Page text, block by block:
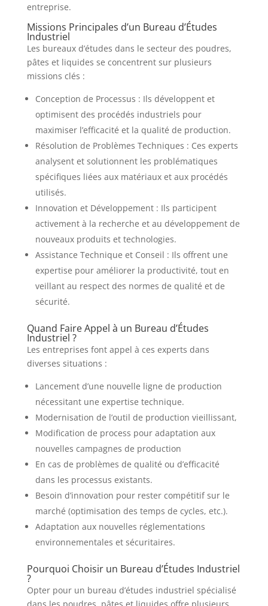
entreprise.
Missions Principales d’un Bureau d’Études
Industriel
Les bureaux d’études dans le secteur des poudres,
pâtes et liquides se concentrent sur plusieurs
missions clés :
Conception de Processus : Ils développent et
optimisent des procédés industriels pour
maximiser l’efficacité et la qualité de production.
Résolution de Problèmes Techniques : Ces experts
analysent et solutionnent les problématiques
spécifiques liées aux matériaux et aux procédés
utilisés.
Innovation et Développement : Ils participent
activement à la recherche et au développement de
nouveaux produits et technologies.
Assistance Technique et Conseil : Ils offrent une
expertise pour améliorer la productivité, tout en
veillant au respect des normes de qualité et de
sécurité.
Quand Faire Appel à un Bureau d’Études
Industriel ?
Les entreprises font appel à ces experts dans
diverses situations :
Lancement d’une nouvelle ligne de production
nécessitant une expertise technique.
Modernisation de l’outil de production vieillissant,
Modification de process pour adaptation aux
nouvelles campagnes de production
En cas de problèmes de qualité ou d’efficacité
dans les processus existants.
Besoin d’innovation pour rester compétitif sur le
marché (optimisation des temps de cycles, etc.).
Adaptation aux nouvelles réglementations
environnementales et sécuritaires.
Pourquoi Choisir un Bureau d’Études Industriel
?
Opter pour un bureau d’études industriel spécialisé